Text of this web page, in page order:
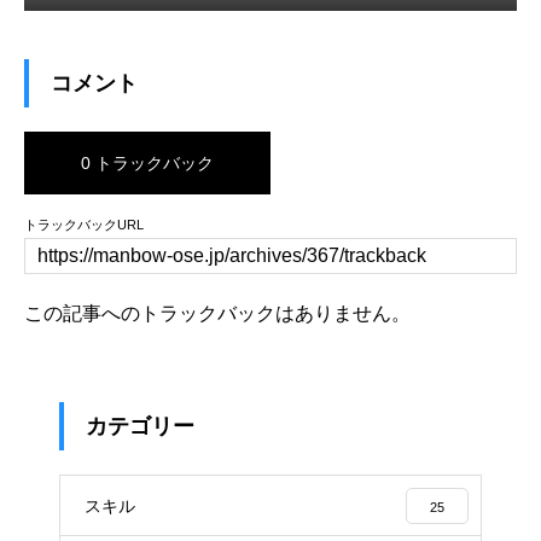
コメント
0 トラックバック
トラックバックURL
この記事へのトラックバックはありません。
カテゴリー
スキル 25